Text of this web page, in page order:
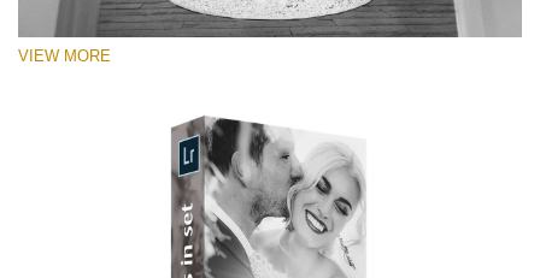
VIEW MORE